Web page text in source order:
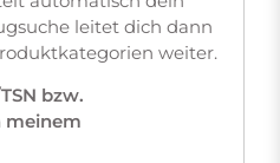
leitet dich dann
weiter.
bzw.
meinem